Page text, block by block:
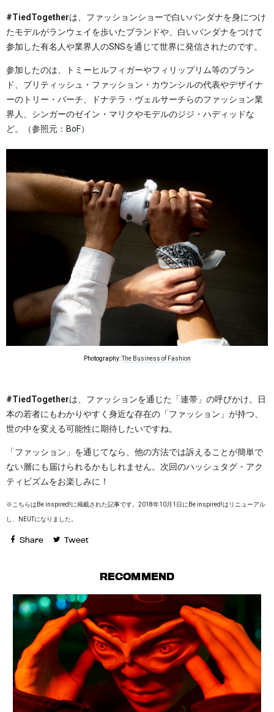
#TiedTogetherは、ファッションショーで白いバンダナを身につけ
たモデルがランウェイを歩いたブランドや、白いバンダナをつけて
参加した有名人や業界人のSNSを通じて世界に発信されたのです。
参加したのは、トミーヒルフィガーやフィリップリム等のブラン
ド、ブリティッシュ・ファッション・カウンシルの代表やデザイナ
ーのトリー・バーチ、ドナテラ・ヴェルサーチらのファッション業
界人、シンガーのゼイン・マリクやモデルのジジ・ハディッドな
ど。（参照元： BoF）
Photography:The Business of Fashion
#TiedTogetherは、ファッションを通じた「連帯」の呼びかけ。日
本の若者にもわかりやすく身近な存在の「ファッション」が持つ、
世の中を変える可能性に期待したいですね。
「ファッション」を通じてなら、他の方法では訴えることが簡単で
ない層にも届けられるかもしれません。次回のハッシュタグ・アク
ティビズムをお楽しみに！
※こちらはBe inspired!に掲載された記事です。2018年10月1日にBe inspired!はリニューアル
し、NEUTになりました。
Share Tweet
RECOMMEND